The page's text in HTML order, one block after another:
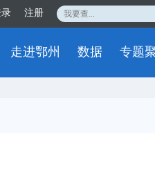
注册
走进鄂州 数据 专题